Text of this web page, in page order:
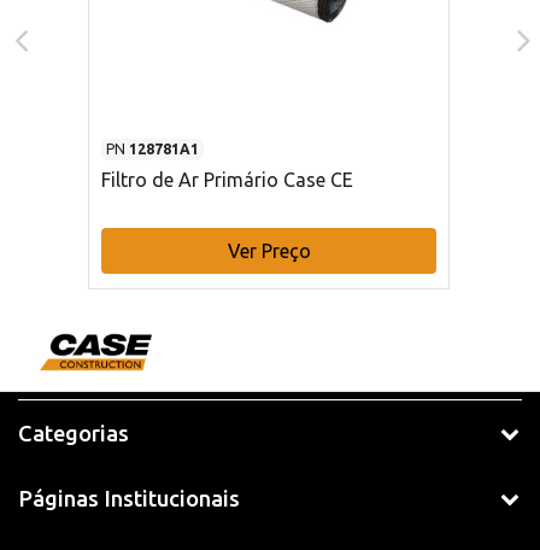
PN 128781A1
Filtro de Ar Primário Case CE
Ver Preço
Categorias
Páginas Institucionais